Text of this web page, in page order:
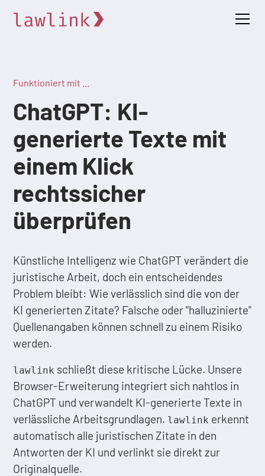
Funktioniert mit ...
ChatGPT: KI-
generierte Texte mit
einem Klick
rechtssicher
überprüfen
Künstliche Intelligenz wie ChatGPT verändert die
juristische Arbeit, doch ein entscheidendes
Problem bleibt: Wie verlässlich sind die von der
KI generierten Zitate? Falsche oder "halluzinierte"
Quellenangaben können schnell zu einem Risiko
werden.
lawlink schließt diese kritische Lücke. Unsere
Browser-Erweiterung integriert sich nahtlos in
ChatGPT und verwandelt KI-generierte Texte in
verlässliche Arbeitsgrundlagen. lawlink erkennt
automatisch alle juristischen Zitate in den
Antworten der KI und verlinkt sie direkt zur
Originalquelle.